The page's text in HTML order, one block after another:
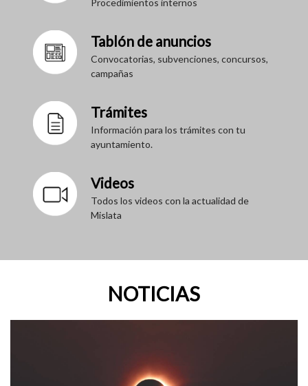
Tablón de anuncios
Convocatorias, subvenciones, concursos,
campañas
Trámites
Información para los trámites con tu
ayuntamiento.
Videos
Todos los videos con la actualidad de
Mislata
NOTICIAS